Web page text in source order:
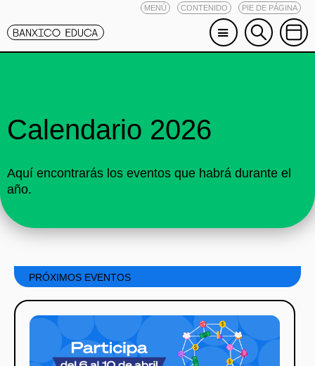
MENÚ CONTENIDO PIE DE PÁGINA
Calendario 2026
Aquí encontrarás los eventos que habrá durante el
año.
PRÓXIMOS EVENTOS